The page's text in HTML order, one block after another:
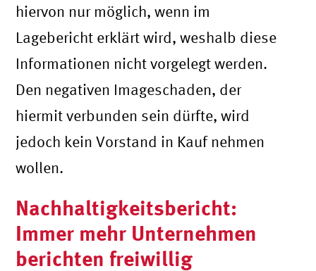
hiervon nur möglich, wenn im
Lagebericht erklärt wird, weshalb diese
Informationen nicht vorgelegt werden.
Den negativen Imageschaden, der
hiermit verbunden sein dürfte, wird
jedoch kein Vorstand in Kauf nehmen
wollen.
Nachhaltigkeitsbericht:
Immer mehr Unternehmen
berichten freiwillig